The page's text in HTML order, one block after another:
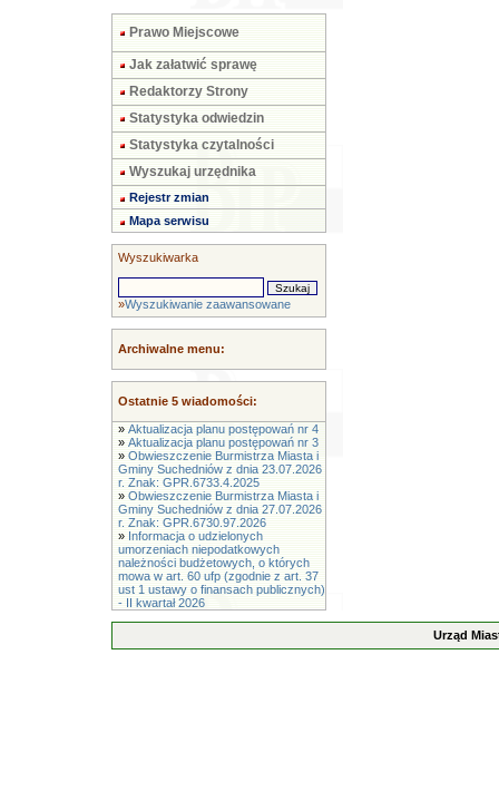
Prawo Miejscowe
Jak załatwić sprawę
Redaktorzy Strony
Statystyka odwiedzin
Statystyka czytalności
Wyszukaj urzędnika
Rejestr zmian
Mapa serwisu
Wyszukiwarka
»Wyszukiwanie zaawansowane
Archiwalne menu:
Ostatnie 5 wiadomości:
» Aktualizacja planu postępowań nr 4
» Aktualizacja planu postępowań nr 3
» Obwieszczenie Burmistrza Miasta i
Gminy Suchedniów z dnia 23.07.2026
r. Znak: GPR.6733.4.2025
» Obwieszczenie Burmistrza Miasta i
Gminy Suchedniów z dnia 27.07.2026
r. Znak: GPR.6730.97.2026
» Informacja o udzielonych
umorzeniach niepodatkowych
należności budżetowych, o których
mowa w art. 60 ufp (zgodnie z art. 37
ust 1 ustawy o finansach publicznych)
- II kwartał 2026
Urząd